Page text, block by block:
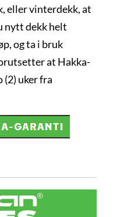
eller vinterdekk, at
nytt dekk helt
og ta i bruk
at Hakka-
uker fra